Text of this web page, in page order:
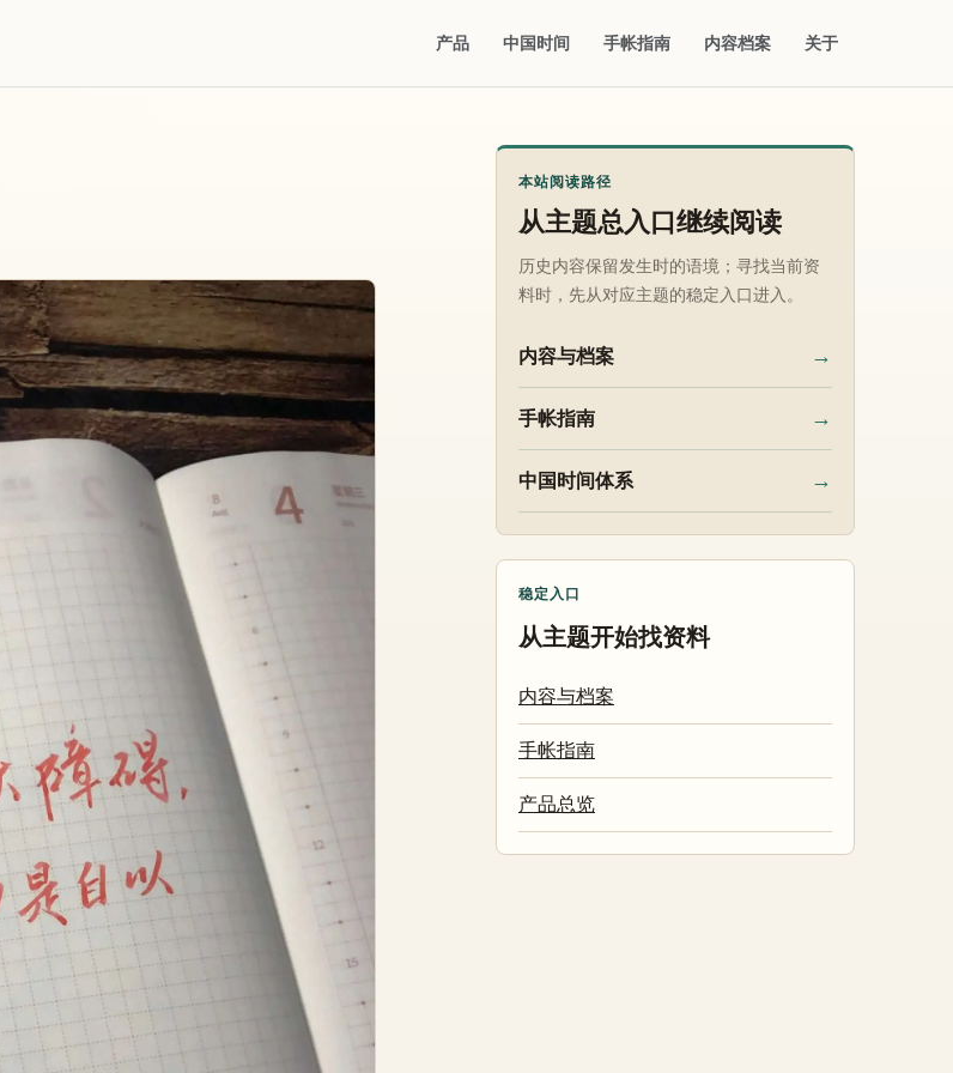
产品 中国时间 手帐指南 内容档案 关于
本站阅读路径
从主题总入口继续阅读
历史内容保留发生时的语境；寻找当前资
料时，先从对应主题的稳定入口进入。
内容与档案 →
手帐指南 →
中国时间体系 →
稳定入口
从主题开始找资料
内容与档案
手帐指南
产品总览